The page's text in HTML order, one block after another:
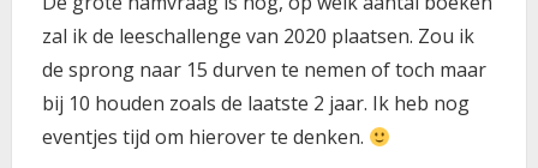
zal ik de leeschallenge van 2020 plaatsen. Zou ik
de sprong naar 15 durven te nemen of toch maar
bij 10 houden zoals de laatste 2 jaar. Ik heb nog
eventjes tijd om hierover te denken.